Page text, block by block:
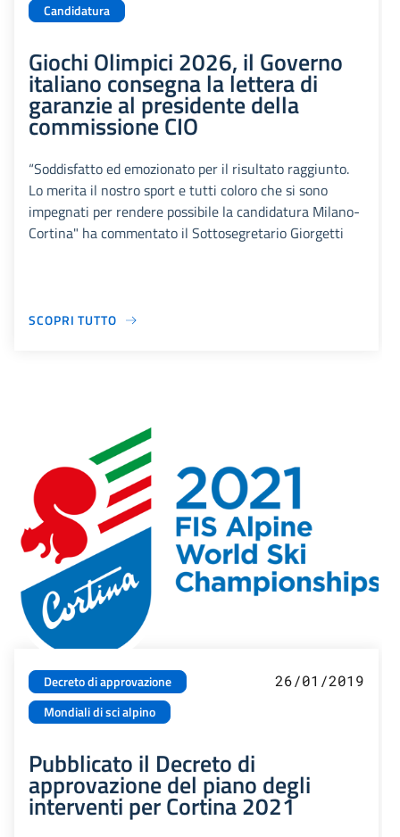
Candidatura
Giochi Olimpici 2026, il Governo
italiano consegna la lettera di
garanzie al presidente della
commissione CIO
“Soddisfatto ed emozionato per il risultato raggiunto.
Lo merita il nostro sport e tutti coloro che si sono
impegnati per rendere possibile la candidatura Milano-
Cortina" ha commentato il Sottosegretario Giorgetti
SCOPRI TUTTO
Decreto di approvazione
Mondiali di sci alpino
26/01/2019
Pubblicato il Decreto di
approvazione del piano degli
interventi per Cortina 2021